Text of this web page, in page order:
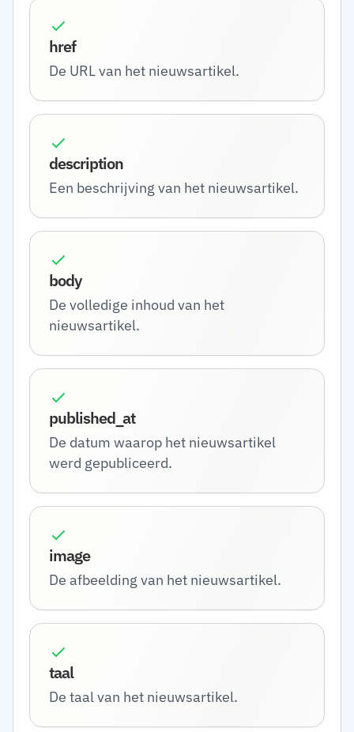
href
De URL van het nieuwsartikel.
description
Een beschrijving van het nieuwsartikel.
body
De volledige inhoud van het
nieuwsartikel.
published_at
De datum waarop het nieuwsartikel
werd gepubliceerd.
image
De afbeelding van het nieuwsartikel.
taal
De taal van het nieuwsartikel.